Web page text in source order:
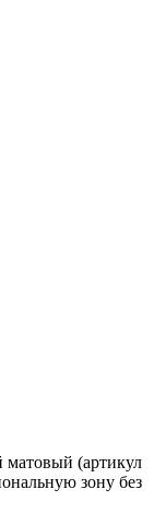
(артикул
зону без